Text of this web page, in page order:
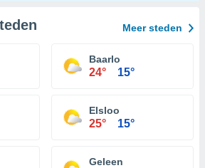
Meer steden
Baarlo
24° 15°
Elsloo
25° 15°
Geleen